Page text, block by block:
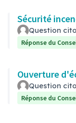
Sécurité
Question
Réponse du
Ouverture
Question
Réponse du